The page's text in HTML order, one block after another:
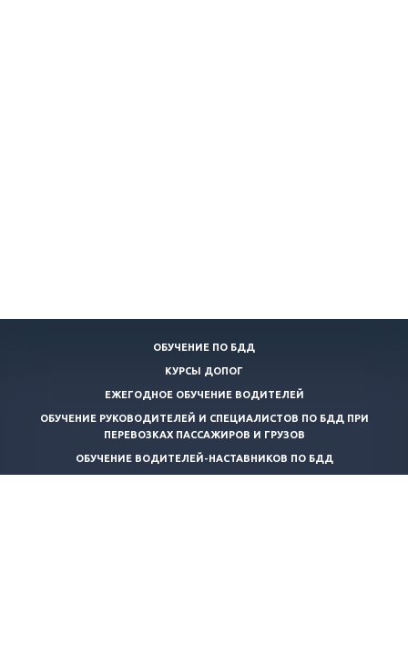
ОБУЧЕНИЕ ПО БДД
КУРСЫ ДОПОГ
ЕЖЕГОДНОЕ ОБУЧЕНИЕ ВОДИТЕЛЕЙ
ОБУЧЕНИЕ РУКОВОДИТЕЛЕЙ И СПЕЦИАЛИСТОВ ПО БДД ПРИ
ПЕРЕВОЗКАХ ПАССАЖИРОВ И ГРУЗОВ
ОБУЧЕНИЕ ВОДИТЕЛЕЙ-НАСТАВНИКОВ ПО БДД